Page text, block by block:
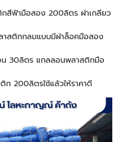
สีฟ้ามือสอง 200ลิตร ฝาเกลียว
าสติกกลมแบบมีฝาล็อคมือสอง
น 30ลิตร แกลลอนพลาสติกมือ
ก 200ลิตรใช้แล้วให้ราคาดี